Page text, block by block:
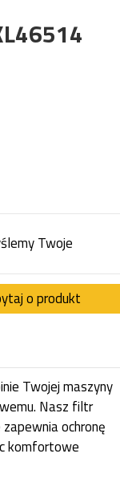
Twoje
o produkt
Twojej maszyny
Nasz filtr
ochronę
komfortowe